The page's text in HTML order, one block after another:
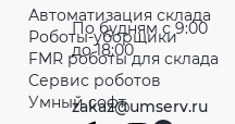
Автоматизация склада
Роботы-уборщики
FMR роботы для склада
Сервис роботов
Умный софт
По будням с 9:00
до 18:00
zakaz@umserv.ru